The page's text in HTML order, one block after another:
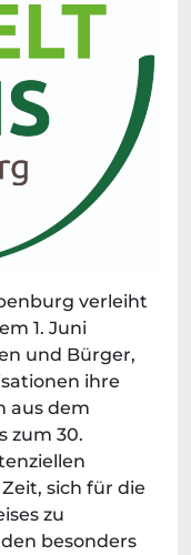
verleiht
1. Juni
und Bürger,
ihre
aus dem
zum 30.
sich für die
zu
besonders